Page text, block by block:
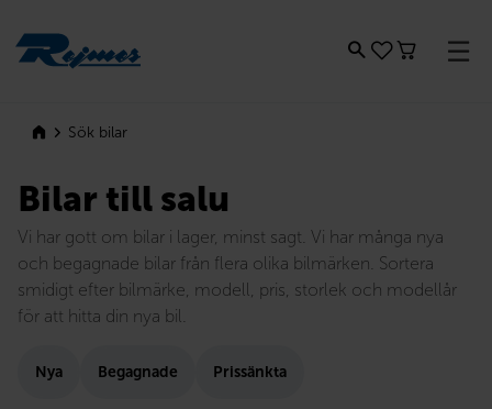
Sök bilar
Bilar till salu
Vi har gott om bilar i lager, minst sagt. Vi har många nya
och begagnade bilar från flera olika bilmärken. Sortera
smidigt efter bilmärke, modell, pris, storlek och modellår
för att hitta din nya bil.
Nya Begagnade Prissänkta